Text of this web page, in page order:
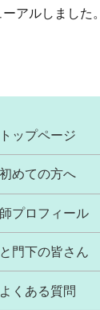
アルしました。
トップページ
初めての方へ
プロフィール
門下の皆さん
よくある質問